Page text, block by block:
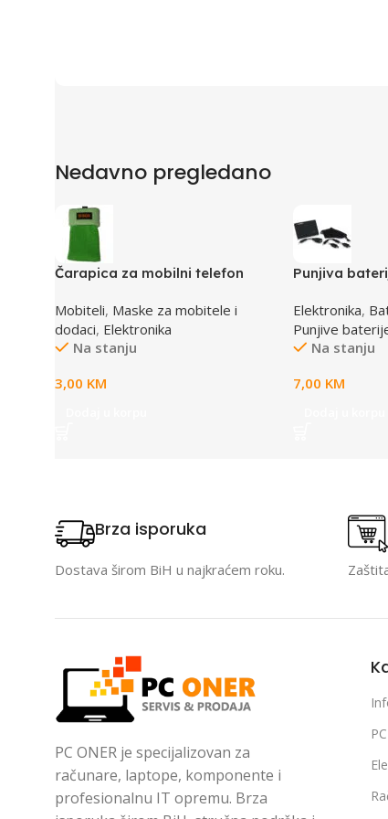
Nedavno pregledano
Čarapica za mobilni telefon
65x100mm
Mobiteli, Maske za mobitele i
dodaci, Elektronika
Na stanju
3,00 KM
Punjiva
MANHATTAN
Elektronika,
Punjive
Na stanju
7,00 KM
Brza isporuka
Dostava širom BiH u najkraćem roku.
PC ONER je specijalizovan za
računare, laptope, komponente i
profesionalnu IT opremu. Brza